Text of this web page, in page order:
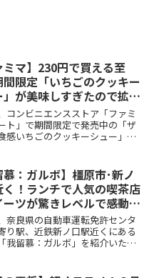
ミマ】230円で買える至
限定「いちごのクッキー
」が美味しすぎたので拡散
コンビニエンスストア「ファミ
ト」で期間限定で発売中の「ザ
感いちごのクッキーシュー」を
慕：ガルボ】橿原市･新ノ
く！ランチで人気の喫茶店
ーツが驚きレベルで感動し
ました
奈良県の自動車運転免許センタ
り駅、近鉄新ノ口駅近くにある
我留慕：ガルボ」を紹介いたし